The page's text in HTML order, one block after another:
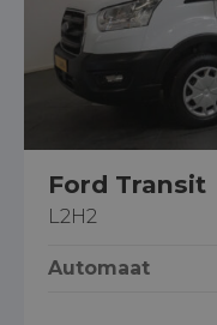
Ford Transit
L2H2
Automaat